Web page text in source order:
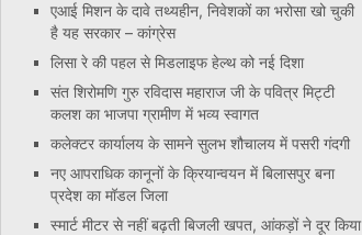
एआई मिशन के दावे तथ्यहीन, निवेशकों का भरोसा खो चुकी
है यह सरकार – कांग्रेस
लिसा रे की पहल से मिडलाइफ हेल्थ को नई दिशा
संत शिरोमणि गुरु रविदास महाराज जी के पवित्र मिट्टी
कलश का भाजपा ग्रामीण में भव्य स्वागत
कलेक्टर कार्यालय के सामने सुलभ शौचालय में पसरी गंदगी
नए आपराधिक कानूनों के क्रियान्वयन में बिलासपुर बना
प्रदेश का मॉडल जिला
स्मार्ट मीटर से नहीं बढ़ती बिजली खपत, आंकड़ों ने दूर किया